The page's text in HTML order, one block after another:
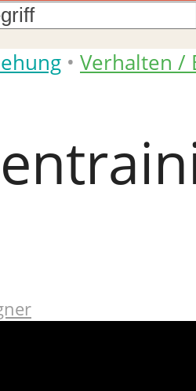
• Verhalten /